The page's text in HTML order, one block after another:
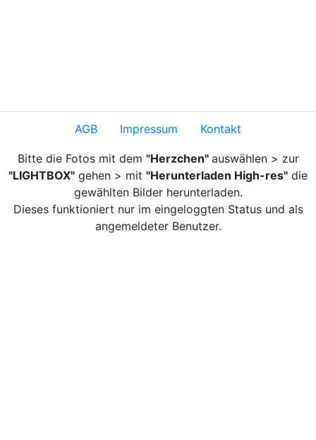
AGB Impressum Kontakt
Bitte die Fotos mit dem "Herzchen" auswählen > zur
"LIGHTBOX" gehen > mit "Herunterladen High-res" die
gewählten Bilder herunterladen.
Dieses funktioniert nur im eingeloggten Status und als
angemeldeter Benutzer.